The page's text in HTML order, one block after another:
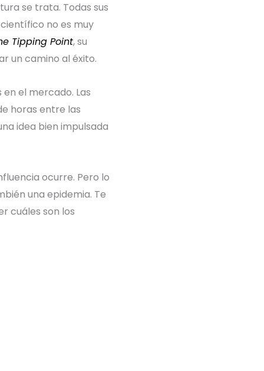
se trata. Todas sus
no es muy
Tipping Point, su
un camino al éxito.
el mercado. Las
horas entre las
idea bien impulsada
ocurre. Pero lo
una epidemia. Te
cuáles son los